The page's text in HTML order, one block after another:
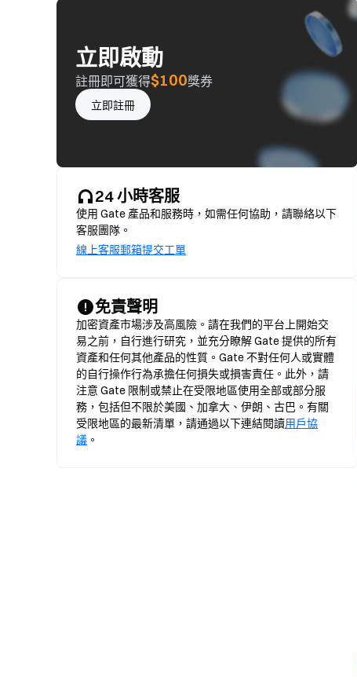
立即啟動
註冊即可獲得$100獎券
立即註冊
24 小時客服
使用 Gate 產品和服務時，如需任何協助，請聯絡以下
客服團隊。
線上客服郵箱提交工單
免責聲明
加密資產市場涉及高風險。請在我們的平台上開始交
易之前，自行進行研究，並充分瞭解 Gate 提供的所有
資產和任何其他產品的性質。Gate 不對任何人或實體
的自行操作行為承擔任何損失或損害責任。此外，請
注意 Gate 限制或禁止在受限地區使用全部或部分服
務，包括但不限於美國、加拿大、伊朗、古巴。有關
受限地區的最新清單，請通過以下連結閱讀用戶協
議 。